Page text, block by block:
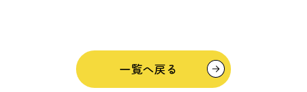
一覧へ戻る